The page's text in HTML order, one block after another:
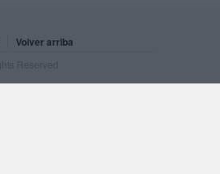
Volver arriba